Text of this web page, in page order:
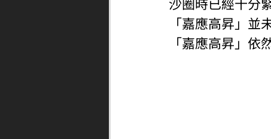
「嘉應高昇」
「嘉應高昇」依